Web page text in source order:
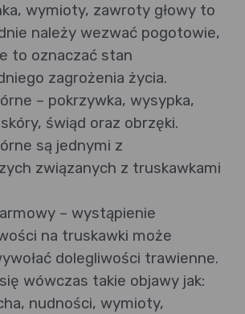
wymioty, zawroty głowy to
należy wezwać pogotowie,
to oznaczać stan
zagrożenia życia.
– pokrzywka, wysypka,
świąd oraz obrzęki.
są jednymi z
związanych z truskawkami
– wystąpienie
na truskawki może
dolegliwości trawienne.
wówczas takie objawy jak:
nudności, wymioty,